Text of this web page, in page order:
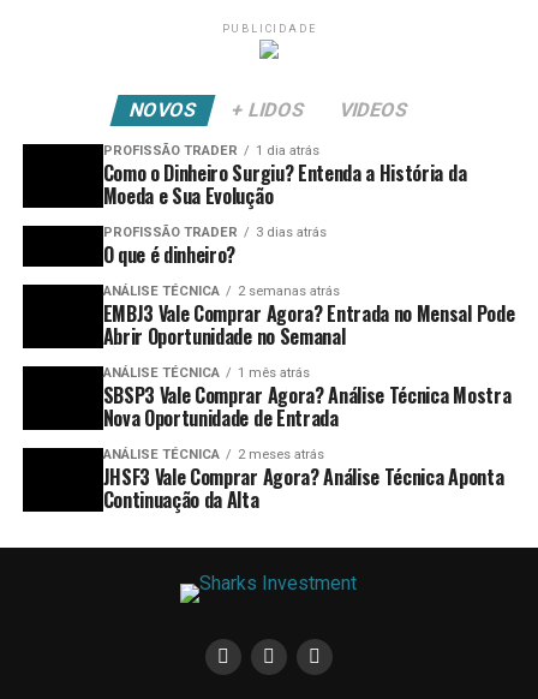
PUBLICIDADE
NOVOS + LIDOS VIDEOS
PROFISSÃO TRADER 1 dia atrás
Como o Dinheiro Surgiu? Entenda a História da
Moeda e Sua Evolução
PROFISSÃO TRADER 3 dias atrás
O que é dinheiro?
ANÁLISE TÉCNICA 2 semanas atrás
EMBJ3 Vale Comprar Agora? Entrada no Mensal Pode
Abrir Oportunidade no Semanal
ANÁLISE TÉCNICA 1 mês atrás
SBSP3 Vale Comprar Agora? Análise Técnica Mostra
Nova Oportunidade de Entrada
ANÁLISE TÉCNICA 2 meses atrás
JHSF3 Vale Comprar Agora? Análise Técnica Aponta
Continuação da Alta